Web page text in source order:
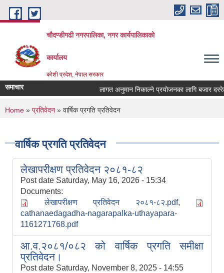
Skip to main content
चौदण्डीगढी नगरपालिका, नगर कार्यपालिकाको
कार्यालय
कोशी प्रदेश, नेपाल सरकार
समाचार लागत अनुमान निकाल्ने प्रयोजनका लागि बजार दररेट
You are here
Home » प्रतिवेदन » वार्षिक प्रगति प्रतिवेदन
वार्षिक प्रगति प्रतिवेदन
लेखापरीक्षण प्रतिवेदन २०८१-८२
Post date Saturday, May 16, 2026 - 15:34
Documents:
लेखापरीक्षण प्रतिवेदन २०८१-८२.pdf,
cathanaedagadha-nagarapalka-uthayapara-
1161271768.pdf
आ.व.२०८१/०८२ को वार्षिक प्रगति समीक्षा
प्रतिवेदन।
Post date Saturday, November 8, 2025 - 14:55